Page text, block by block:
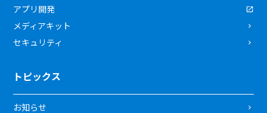
アプリ開発
メディアキット
セキュリティ
トピックス
お知らせ